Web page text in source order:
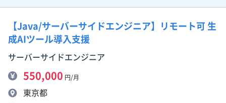
【Java/サーバーサイドエンジニア】リモート可 生
成AIツール導入支援
サーバーサイドエンジニア
550,000 円/月
東京都